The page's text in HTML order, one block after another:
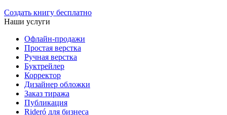
Создать книгу бесплатно
Наши услуги
Офлайн-продажи
Простая верстка
Ручная верстка
Буктрейлер
Корректор
Дизайнер обложки
Заказ тиража
Публикация
Rideró для бизнеса